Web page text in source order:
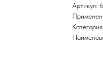
Артикул: